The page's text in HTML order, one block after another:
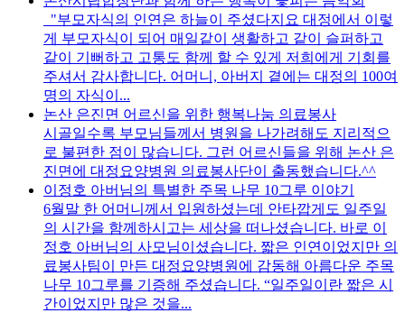
"부모자식의 인연은 하늘이 주셨다지요 대정에서 이렇
게 부모자식이 되어 매일같이 생활하고 같이 슬퍼하고
같이 기뻐하고 고통도 함께 할 수 있게 저희에게 기회를
주셔서 감사합니다. 어머니, 아버지 곁에는 대정의 100여
명의 자식이...
논산 은진면 어르신을 위한 행복나눔 의료봉사
시골일수록 부모님들께서 병원을 나가려해도 지리적으
로 불편한 점이 많습니다. 그런 어르신들을 위해 논산 은
진면에 대정요양병원 의료봉사단이 출동했습니다.^^
이정호 아버님의 특별한 주목 나무 10그루 이야기
6월말 한 어머니께서 입원하셨는데 안타깝게도 일주일
의 시간을 함께하시고는 세상을 떠나셨습니다. 바로 이
정호 아버님의 사모님이셨습니다. 짧은 인연이었지만 의
료봉사팀이 만든 대정요양병원에 감동해 아름다운 주목
나무 10그루를 기증해 주셨습니다. “일주일이란 짧은 시
간이었지만 많은 것을...